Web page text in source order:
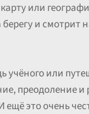
или
и смотрит
или
преодоление и
это очень